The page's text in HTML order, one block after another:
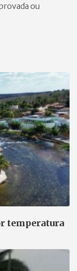
ou
temperatura